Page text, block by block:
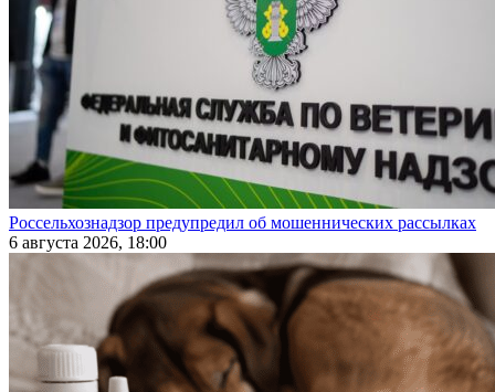
Россельхознадзор предупредил об мошеннических рассылках
6 августа 2026, 18:00